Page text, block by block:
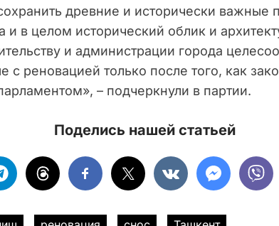
древние и исторически важные
в целом исторический облик и
и администрации города
с реновацией только после того, как
– подчеркнули в партии.
Поделись нашей статьей